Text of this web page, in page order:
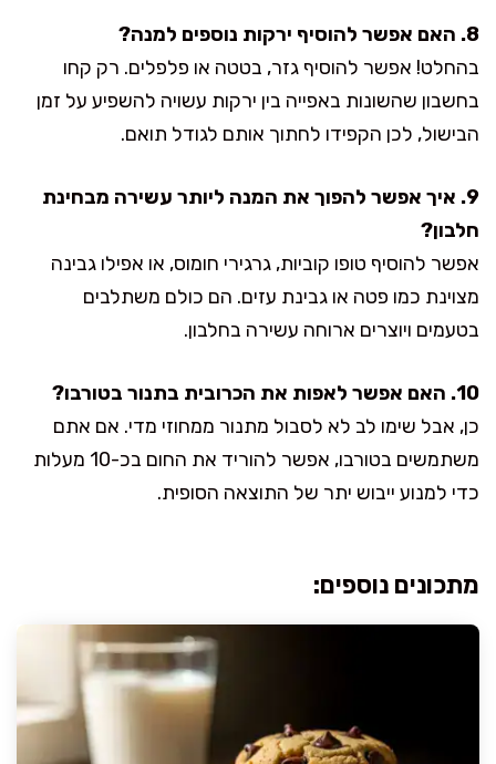
8. האם אפשר להוסיף ירקות נוספים למנה?
בהחלט! אפשר להוסיף גזר, בטטה או פלפלים. רק קחו
בחשבון שהשונות באפייה בין ירקות עשויה להשפיע על זמן
הבישול, לכן הקפידו לחתוך אותם לגודל תואם.
9. איך אפשר להפוך את המנה ליותר עשירה מבחינת
חלבון?
אפשר להוסיף טופו קוביות, גרגירי חומוס, או אפילו גבינה
מצוינת כמו פטה או גבינת עזים. הם כולם משתלבים
בטעמים ויוצרים ארוחה עשירה בחלבון.
10. האם אפשר לאפות את הכרובית בתנור בטורבו?
כן, אבל שימו לב לא לסבול מתנור ממחוזי מדי. אם אתם
משתמשים בטורבו, אפשר להוריד את החום בכ-10 מעלות
כדי למנוע ייבוש יתר של התוצאה הסופית.
מתכונים נוספים: